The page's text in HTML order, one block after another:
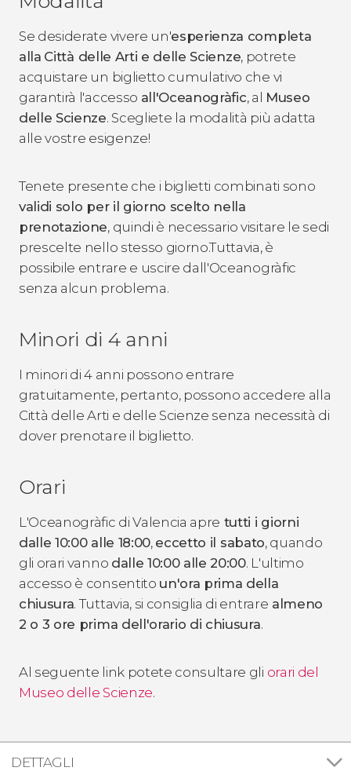
Se desiderate vivere un'esperienza completa
alla Città delle Arti e delle Scienze, potrete
acquistare un biglietto cumulativo che vi
garantirà l'accesso all'Oceanogràfic, al Museo
delle Scienze. Scegliete la modalità più adatta
alle vostre esigenze!
Tenete presente che i biglietti combinati sono
validi solo per il giorno scelto nella
prenotazione, quindi è necessario visitare le sedi
prescelte nello stesso giorno.Tuttavia, è
possibile entrare e uscire dall'Oceanogràfic
senza alcun problema.
Minori di 4 anni
I minori di 4 anni possono entrare
gratuitamente, pertanto, possono accedere alla
Città delle Arti e delle Scienze senza necessità di
dover prenotare il biglietto.
Orari
L'Oceanogràfic di Valencia apre tutti i giorni
dalle 10:00 alle 18:00, eccetto il sabato, quando
gli orari vanno dalle 10:00 alle 20:00. L'ultimo
accesso è consentito un'ora prima della
chiusura. Tuttavia, si consiglia di entrare almeno
2 o 3 ore prima dell'orario di chiusura.
Al seguente link potete consultare gli orari del
Museo delle Scienze.
DETTAGLI